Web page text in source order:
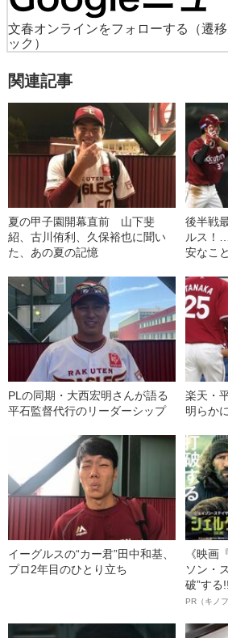
文春オンラインをフォローする
（遷
ック）
関連記事
夏の甲子園開幕直前 山下斐
紹、古川侑利、久保裕也に聞い
た、あの夏の記憶
後半戦
ルス！
安なこと
PLの同期・大西宏明さんが語る
平石監督代行のリーダーシップ
楽天・
明らか
イーグルスの“カー君”田中和基、
プロ2年目のひとり立ち
《映画
ソン・
破”する
ボ》
PR（キノ